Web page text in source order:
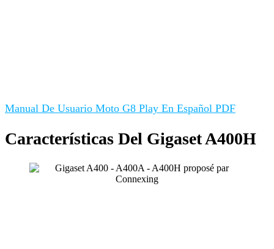
Manual De Usuario Moto G8 Play En Español PDF
Características Del Gigaset A400H